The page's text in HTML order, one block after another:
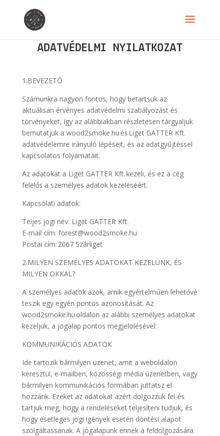
ADATVÉDELMI NYILATKOZAT
1.BEVEZETŐ
Számunkra nagyon fontos, hogy betartsuk az
aktuálisan érvényes adatvédelmi szabályozást és
törvényeket, így az alábbiakban részletesen tárgyaljuk
bemutatjuk a wood2smoke.hu és Liget GATTER Kft.
adatvédelemre irányuló lépéseit, és az adatgyűjtéssel
kapcsolatos folyamatait.
Az adatokat a Liget GATTER Kft. kezeli, és ez a cég
felelős a személyes adatok kezeléséért.
Kapcsolati adatok:
Teljes jogi név: Liget GATTER Kft.
E-mail cím: forest@wood2smoke.hu
Postai cím: 2067 Szárliget
2.MILYEN SZEMÉLYES ADATOKAT KEZELÜNK, ÉS
MILYEN OKKAL?
A személyes adatok azok, amik egyértelműen lehetővé
teszik egy egyén pontos azonosítását. Az
wood2smoke.hu oldalon az alábbi személyes adatokat
kezeljük, a jogalap pontos megjelölésével:
KOMMUNIKÁCIÓS ADATOK
Ide tartozik bármilyen üzenet, amit a weboldalon
keresztül, e-mailben, közösségi média üzenetben, vagy
bármilyen kommunikációs formában juttatsz el
hozzánk. Ezeket az adatokat azért dolgozzuk fel és
tartjuk meg, hogy a rendeléseket teljesíteni tudjuk, és
hogy esetleges jogi igények esetén döntési alapot
szolgáltassanak. A jogalapunk ennek a feldolgozására